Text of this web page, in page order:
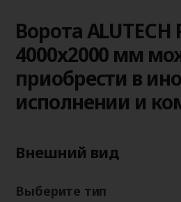
Ворота ALUTECH
4000x2000 мм
приобрести в
исполнении и
Внешний вид
Выберите тип